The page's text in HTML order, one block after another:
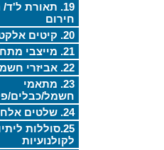
19. תאורת
חירום
20. קיטים אלקטרוניים
21. מייצבי מתח
22. אביזרי חשמל
23. מתאמי
חשמל/כבלים/
24. שלטים אלחוטיים
25.סוללות
לקולנועיות